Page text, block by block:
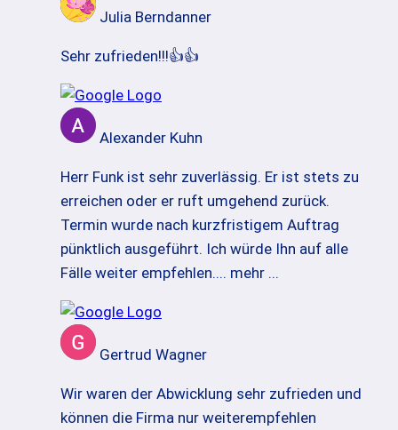
Julia Berndanner
Sehr zufrieden!!!👍👍
Alexander Kuhn
Herr Funk ist sehr zuverlässig. Er ist stets zu
erreichen oder er ruft umgehend zurück.
Termin wurde nach kurzfristigem Auftrag
pünktlich ausgeführt. Ich würde Ihn auf alle
Fälle weiter empfehlen.... mehr ...
Gertrud Wagner
Wir waren der Abwicklung sehr zufrieden und
können die Firma nur weiterempfehlen